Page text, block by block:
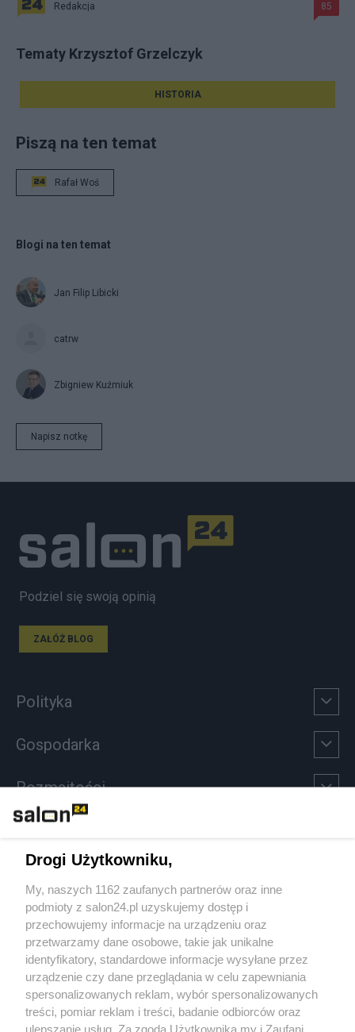
Redakcja 85
Tematy Krzysztof Grzelczyk
HISTORIA
Piszą na ten temat
Rafał Woś
Blogi na ten temat
Jan Filip Libicki
catrw
Zbigniew Kuźmiuk
Napisz notkę
Podziel się swoją opinią
ZAŁÓŻ BLOG
Polityka
Gospodarka
Rozmaitości
Sport
Społeczeństwo
Kultura
Drogi Użytkowniku,
My, naszych 1162 zaufanych partnerów oraz inne
podmioty z salon24.pl uzyskujemy dostęp i
przechowujemy informacje na urządzeniu oraz
przetwarzamy dane osobowe, takie jak unikalne
identyfikatory, standardowe informacje wysyłane przez
urządzenie czy dane przeglądania w celu zapewniania
spersonalizowanych reklam, wybór spersonalizowanych
treści, pomiar reklam i treści, badanie odbiorców oraz
ulepszanie usług. Za zgodą Użytkownika my i Zaufani